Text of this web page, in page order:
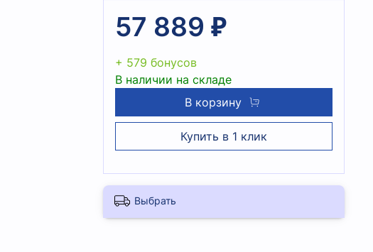
57 889 ₽
+ 579 бонусов
В наличии на складе
В корзину
Купить в 1 клик
Выбрать